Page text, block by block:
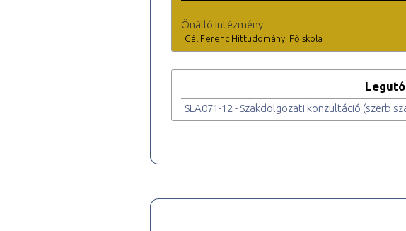
Önálló intézmény
Gál Ferenc Hittudományi Főiskola
SLA071-12 - Szakdolgozati konzultáció (szerb